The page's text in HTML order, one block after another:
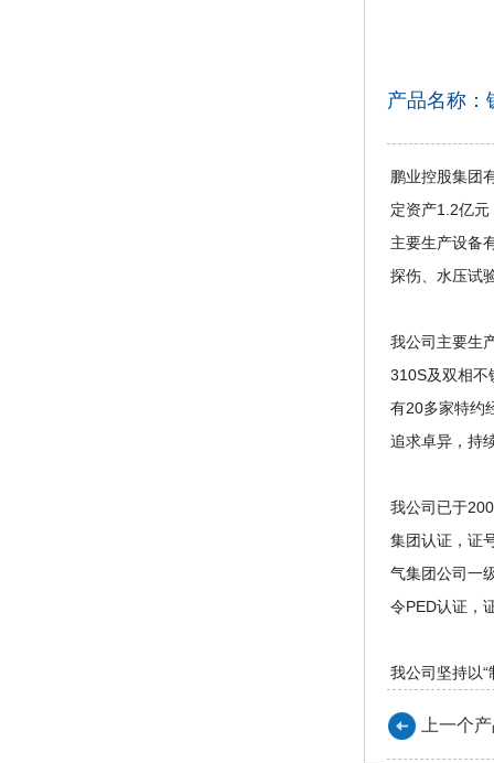
产品名称：
鹏业控股集团
定资产1.2亿
主要生产设备
探伤、水压试
我公司主要生
310S及双相不
有20多家特约
追求卓异，持
我公司已于
集团认证，证
气集团公司一
令PED认证，
我公司坚持以
上一个